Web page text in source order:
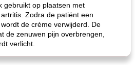
gemakkelijke rijst en hamburger een gerecht diner
gebruikt op plaatsen met
Zodra de patiënt een
de crème verwijderd. De
de zenuwen pijn overbrengen,
verlicht.